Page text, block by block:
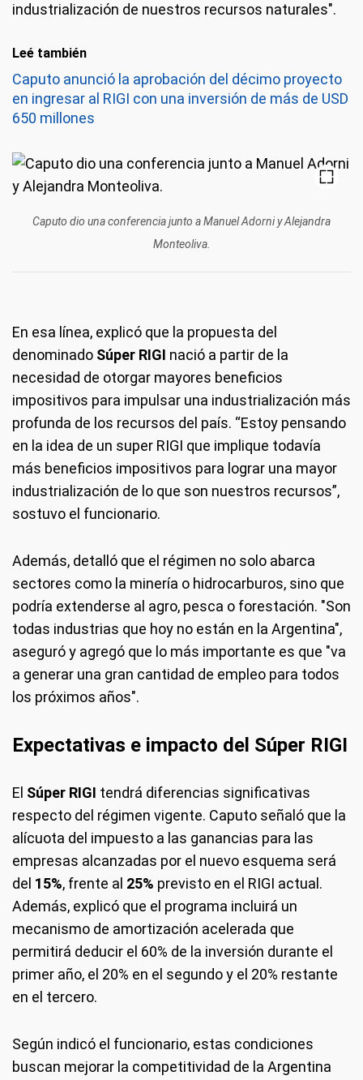
industrialización de nuestros recursos naturales".
Leé también
Caputo anunció la aprobación del décimo proyecto
en ingresar al RIGI con una inversión de más de USD
650 millones
Caputo dio una conferencia junto a Manuel Adorni y Alejandra
Monteoliva.
En esa línea, explicó que la propuesta del
denominado Súper RIGI nació a partir de la
necesidad de otorgar mayores beneficios
impositivos para impulsar una industrialización más
profunda de los recursos del país. “Estoy pensando
en la idea de un super RIGI que implique todavía
más beneficios impositivos para lograr una mayor
industrialización de lo que son nuestros recursos”,
sostuvo el funcionario.
Además, detalló que el régimen no solo abarca
sectores como la minería o hidrocarburos, sino que
podría extenderse al agro, pesca o forestación. "Son
todas industrias que hoy no están en la Argentina",
aseguró y agregó que lo más importante es que "va
a generar una gran cantidad de empleo para todos
los próximos años".
Expectativas e impacto del Súper RIGI
El Súper RIGI tendrá diferencias significativas
respecto del régimen vigente. Caputo señaló que la
alícuota del impuesto a las ganancias para las
empresas alcanzadas por el nuevo esquema será
del 15%, frente al 25% previsto en el RIGI actual.
Además, explicó que el programa incluirá un
mecanismo de amortización acelerada que
permitirá deducir el 60% de la inversión durante el
primer año, el 20% en el segundo y el 20% restante
en el tercero.
Según indicó el funcionario, estas condiciones
buscan mejorar la competitividad de la Argentina